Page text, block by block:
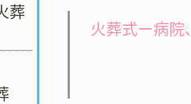
葬
火葬式ー病院